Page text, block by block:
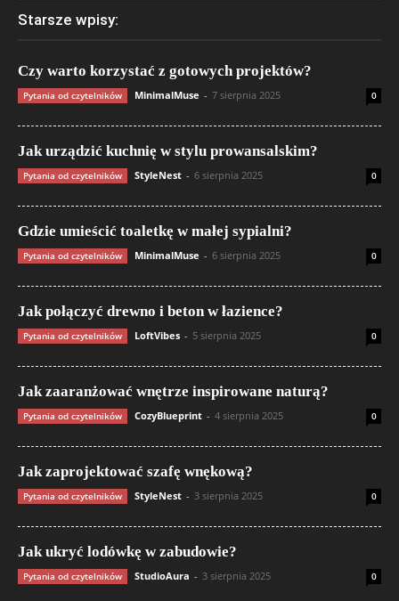
Starsze wpisy:
Czy warto korzystać z gotowych projektów?
Pytania od czytelników MinimalMuse - 7 sierpnia 2025 0
Jak urządzić kuchnię w stylu prowansalskim?
Pytania od czytelników StyleNest - 6 sierpnia 2025 0
Gdzie umieścić toaletkę w małej sypialni?
Pytania od czytelników MinimalMuse - 6 sierpnia 2025 0
Jak połączyć drewno i beton w łazience?
Pytania od czytelników LoftVibes - 5 sierpnia 2025 0
Jak zaaranżować wnętrze inspirowane naturą?
Pytania od czytelników CozyBlueprint - 4 sierpnia 2025 0
Jak zaprojektować szafę wnękową?
Pytania od czytelników StyleNest - 3 sierpnia 2025 0
Jak ukryć lodówkę w zabudowie?
Pytania od czytelników StudioAura - 3 sierpnia 2025 0